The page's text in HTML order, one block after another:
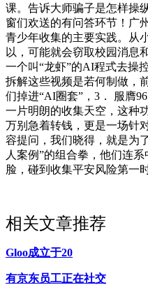
课。告诉大师骗子是怎样操
窗们欢送的有问答环节！广
青少年收集的主要实践。从
以，可能就会窃取校园消息
一个叫“龙虾”的AI程式去操
拆解这些视频是若何制做，
们掉进“AI圈套”，3． 服膺
一片明朗的收集天空，这种
万别急着转钱，更是一场针
容提问，我们晓得，就是为
人案例”的组合拳，他们连
脸，碰到收集平安风险第一
相关文章推荐
Gloo成立于20
有京东员工正在社交